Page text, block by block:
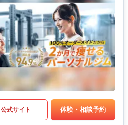
公式サイト 体験・相談予約